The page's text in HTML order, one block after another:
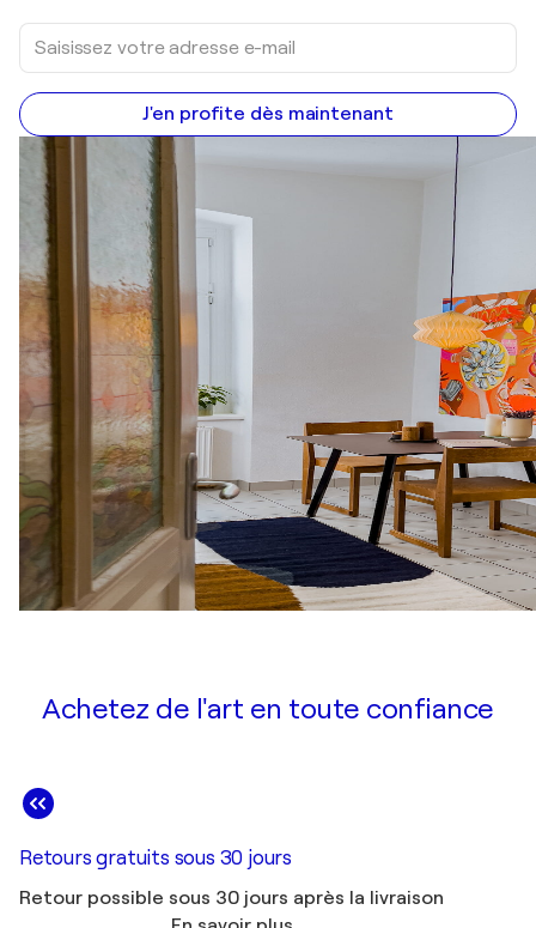
J'en profite dès maintenant
Achetez de l'art en toute confiance
Retours gratuits sous 30 jours
Retour possible sous 30 jours après la livraison